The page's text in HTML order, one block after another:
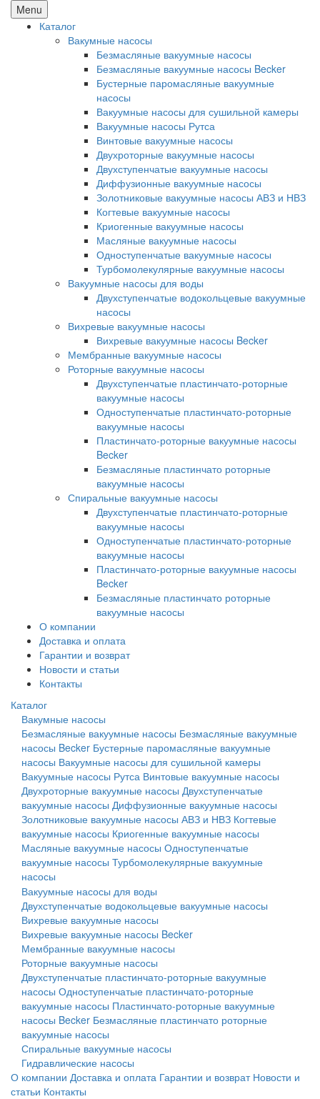
Menu
Каталог
Вакумные насосы
Безмасляные вакуумные насосы
Безмасляные вакуумные насосы Becker
Бустерные паромасляные вакуумные
насосы
Вакуумные насосы для сушильной камеры
Вакуумные насосы Рутса
Винтовые вакуумные насосы
Двухроторные вакуумные насосы
Двухступенчатые вакуумные насосы
Диффузионные вакуумные насосы
Золотниковые вакуумные насосы АВЗ и НВЗ
Когтевые вакуумные насосы
Криогенные вакуумные насосы
Масляные вакуумные насосы
Одноступенчатые вакуумные насосы
Турбомолекулярные вакуумные насосы
Вакуумные насосы для воды
Двухступенчатые водокольцевые вакуумные
насосы
Вихревые вакуумные насосы
Вихревые вакуумные насосы Becker
Мембранные вакуумные насосы
Роторные вакуумные насосы
Двухступенчатые пластинчато-роторные
вакуумные насосы
Одноступенчатые пластинчато-роторные
вакуумные насосы
Пластинчато-роторные вакуумные насосы
Becker
Безмасляные пластинчато роторные
вакуумные насосы
Спиральные вакуумные насосы
Двухступенчатые пластинчато-роторные
вакуумные насосы
Одноступенчатые пластинчато-роторные
вакуумные насосы
Пластинчато-роторные вакуумные насосы
Becker
Безмасляные пластинчато роторные
вакуумные насосы
О компании
Доставка и оплата
Гарантии и возврат
Новости и статьи
Контакты
Каталог
Вакумные насосы
Безмасляные вакуумные насосы Безмасляные вакуумные
насосы Becker Бустерные паромасляные вакуумные
насосы Вакуумные насосы для сушильной камеры
Вакуумные насосы Рутса Винтовые вакуумные насосы
Двухроторные вакуумные насосы Двухступенчатые
вакуумные насосы Диффузионные вакуумные насосы
Золотниковые вакуумные насосы АВЗ и НВЗ Когтевые
вакуумные насосы Криогенные вакуумные насосы
Масляные вакуумные насосы Одноступенчатые
вакуумные насосы Турбомолекулярные вакуумные
насосы
Вакуумные насосы для воды
Двухступенчатые водокольцевые вакуумные насосы
Вихревые вакуумные насосы
Вихревые вакуумные насосы Becker
Мембранные вакуумные насосы
Роторные вакуумные насосы
Двухступенчатые пластинчато-роторные вакуумные
насосы Одноступенчатые пластинчато-роторные
вакуумные насосы Пластинчато-роторные вакуумные
насосы Becker Безмасляные пластинчато роторные
вакуумные насосы
Спиральные вакуумные насосы
Гидравлические насосы
О компании Доставка и оплата Гарантии и возврат Новости и
статьи Контакты